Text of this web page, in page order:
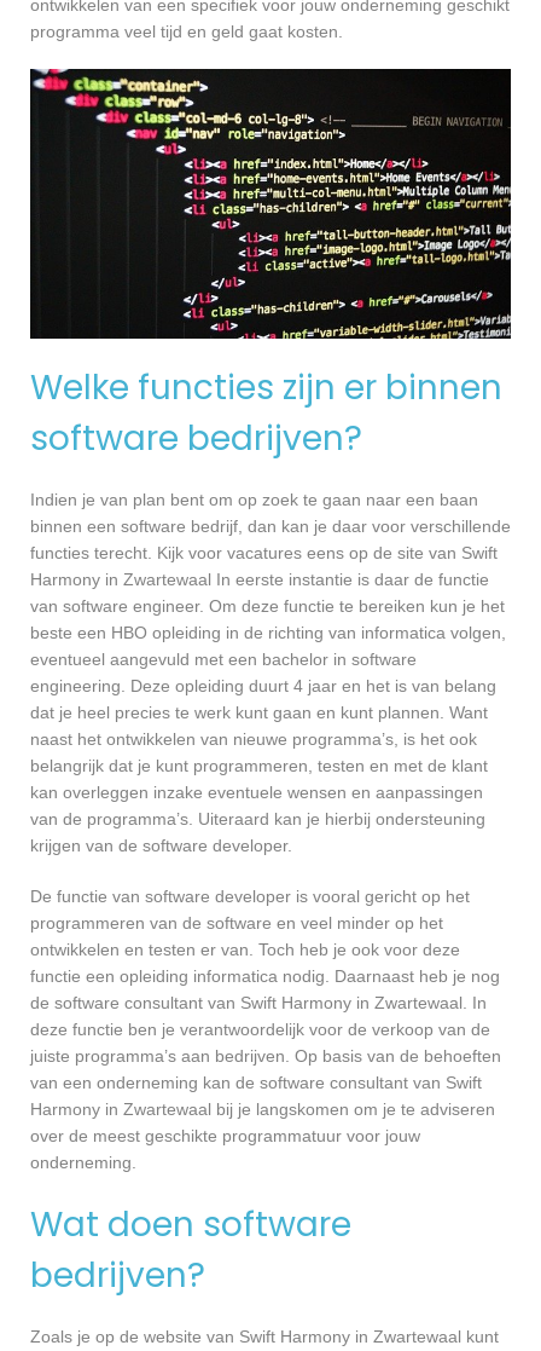
ontwikkelen van een specifiek voor jouw onderneming geschikt
programma veel tijd en geld gaat kosten.
Welke functies zijn er binnen
software bedrijven?
Indien je van plan bent om op zoek te gaan naar een baan
binnen een software bedrijf, dan kan je daar voor verschillende
functies terecht. Kijk voor vacatures eens op de site van Swift
Harmony in Zwartewaal In eerste instantie is daar de functie
van software engineer. Om deze functie te bereiken kun je het
beste een HBO opleiding in de richting van informatica volgen,
eventueel aangevuld met een bachelor in software
engineering. Deze opleiding duurt 4 jaar en het is van belang
dat je heel precies te werk kunt gaan en kunt plannen. Want
naast het ontwikkelen van nieuwe programma’s, is het ook
belangrijk dat je kunt programmeren, testen en met de klant
kan overleggen inzake eventuele wensen en aanpassingen
van de programma’s. Uiteraard kan je hierbij ondersteuning
krijgen van de software developer.
De functie van software developer is vooral gericht op het
programmeren van de software en veel minder op het
ontwikkelen en testen er van. Toch heb je ook voor deze
functie een opleiding informatica nodig. Daarnaast heb je nog
de software consultant van Swift Harmony in Zwartewaal. In
deze functie ben je verantwoordelijk voor de verkoop van de
juiste programma’s aan bedrijven. Op basis van de behoeften
van een onderneming kan de software consultant van Swift
Harmony in Zwartewaal bij je langskomen om je te adviseren
over de meest geschikte programmatuur voor jouw
onderneming.
Wat doen software
bedrijven?
Zoals je op de website van Swift Harmony in Zwartewaal kunt